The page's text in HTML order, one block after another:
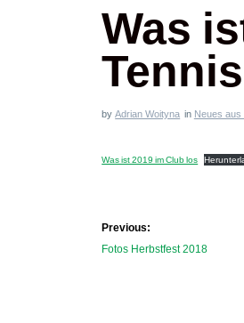
Was
byAdrian Woityna in Neues aus
Was ist 2019 im Club los
Previous:
Previous
Fotos Herbstfest 2018